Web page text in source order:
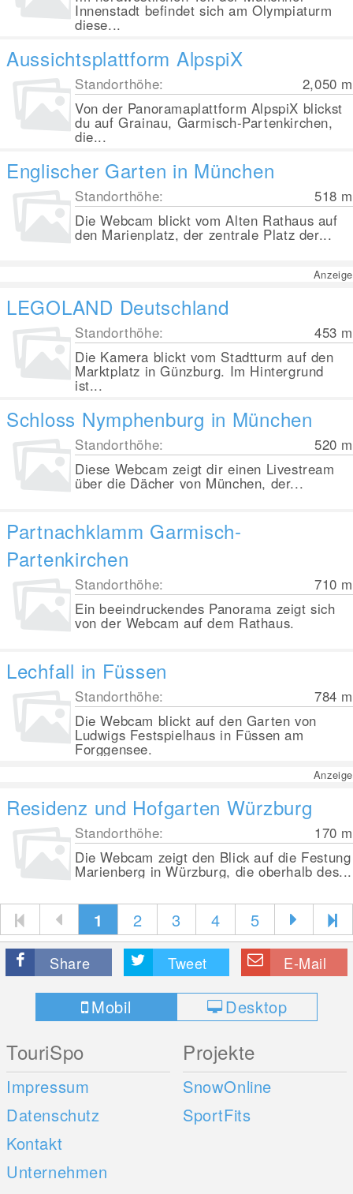
Innenstadt befindet sich am Olympiaturm
diese...
Aussichtsplattform AlpspiX
Standorthöhe: 2,050 m
Von der Panoramaplattform AlpspiX blickst
du auf Grainau, Garmisch-Partenkirchen,
die...
Englischer Garten in München
Standorthöhe: 518 m
Die Webcam blickt vom Alten Rathaus auf
den Marienplatz, der zentrale Platz der...
Anzeige
LEGOLAND Deutschland
Standorthöhe: 453 m
Die Kamera blickt vom Stadtturm auf den
Marktplatz in Günzburg. Im Hintergrund
ist...
Schloss Nymphenburg in München
Standorthöhe: 520 m
Diese Webcam zeigt dir einen Livestream
über die Dächer von München, der...
Partnachklamm Garmisch-
Partenkirchen
Standorthöhe: 710 m
Ein beeindruckendes Panorama zeigt sich
von der Webcam auf dem Rathaus.
Lechfall in Füssen
Standorthöhe: 784 m
Die Webcam blickt auf den Garten von
Ludwigs Festspielhaus in Füssen am
Forggensee.
Anzeige
Residenz und Hofgarten Würzburg
Standorthöhe: 170 m
Die Webcam zeigt den Blick auf die Festung
Marienberg in Würzburg, die oberhalb des...
1 2 3 4 5
Share Tweet E-Mail
Mobil Desktop
TouriSpo
Impressum
Datenschutz
Kontakt
Unternehmen
Projekte
SnowOnline
SportFits